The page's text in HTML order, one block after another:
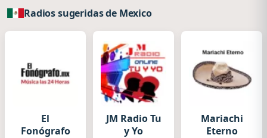
Radios sugeridas de Mexico
El
Fonógrafo
JM Radio Tu
y Yo
Mariachi
Eterno